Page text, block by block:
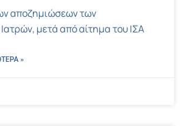
αποζημιώσεων των
μετά από αίτημα του ΙΣΑ
»